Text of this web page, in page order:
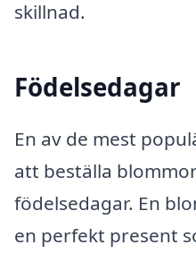
skillnad.
Födelsedagar
En av de mest
att beställa
födelsedagar. En
en perfekt present